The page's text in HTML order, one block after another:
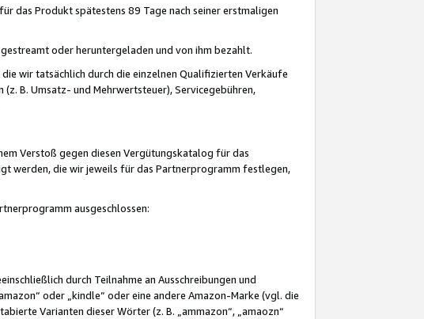
das Produkt spätestens 89 Tage nach seiner erstmaligen
oder heruntergeladen und von ihm bezahlt.
wir tatsächlich durch die einzelnen Qualifizierten Verkäufe
B. Umsatz- und Mehrwertsteuer), Servicegebühren,
Verstoß gegen diesen Vergütungskatalog für das
werden, die wir jeweils für das Partnerprogramm festlegen,
ausgeschlossen:
durch Teilnahme an Ausschreibungen und
oder „kindle“ oder eine andere Amazon-Marke (vgl. die
Varianten dieser Wörter (z. B. „ammazon“, „amaozn“